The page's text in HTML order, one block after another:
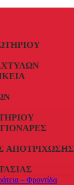
ΑΠΟΤΡΊΧΩΣΗΣ
– Φροντίδα